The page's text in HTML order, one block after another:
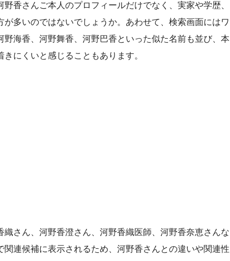
香さんご本人のプロフィールだけでなく、実家や学歴、
多いのではないでしょうか。あわせて、検索画面にはワ
野海香、河野舞香、河野巴香といった似た名前も並び、本
にくいと感じることもあります。
織さん、河野香澄さん、河野香織医師、河野香奈恵さんな
関連候補に表示されるため、河野香さんとの違いや関連性